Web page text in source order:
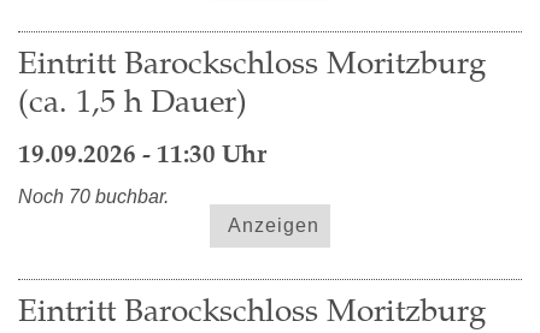
Eintritt Barockschloss Moritzburg
(ca. 1,5 h Dauer)
19.09.2026 - 11:30 Uhr
Noch 70 buchbar.
Anzeigen
Eintritt Barockschloss Moritzburg